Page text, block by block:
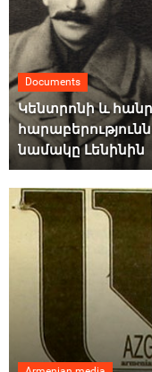
Documents
Կենտրոնի և
նամակը Լենինին